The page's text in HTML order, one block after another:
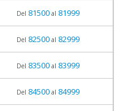
Del 81500al 81999
Del 82500al 82999
Del 83500al 83999
Del 84500al 84999